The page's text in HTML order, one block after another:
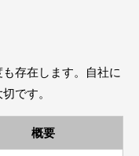
存在します。自社に
です。
概要